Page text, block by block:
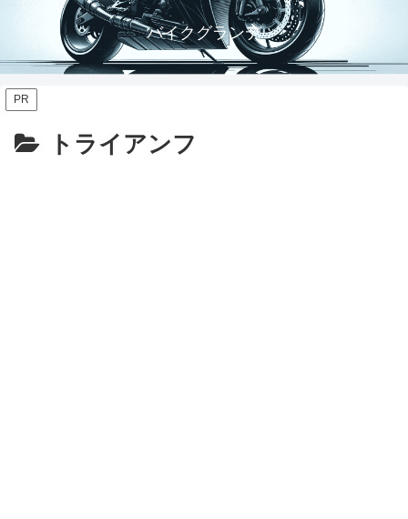
バイクグランデ
PR
トライアンフ